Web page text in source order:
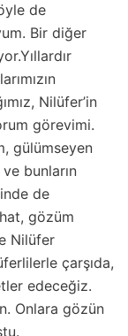
de
Bir diğer
Nilüfer’in
görevimi.
gülümseyen
bunların
de
gözüm
Nilüfer
çarşıda,
edeceğiz.
Onlara gözün